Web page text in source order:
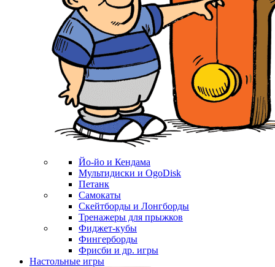
Йо-йо и Кендама
Мультидиски и OgoDisk
Петанк
Самокаты
Скейтборды и Лонгборды
Тренажеры для прыжков
Фиджет-кубы
Фингерборды
Фрисби и др. игры
Настольные игры